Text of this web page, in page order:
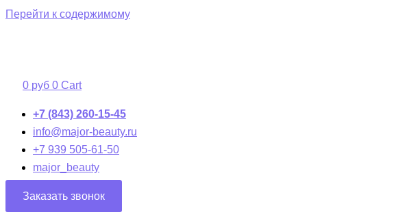
Перейти к содержимому
0 руб 0 Cart
+7 (843) 260-15-45
info@major-beauty.ru
+7 939 505-61-50
major_beauty
Заказать звонок